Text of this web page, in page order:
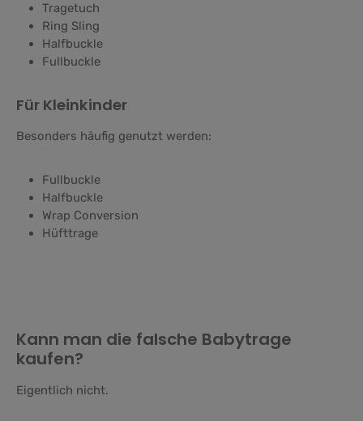
Tragetuch
Ring Sling
Halfbuckle
Fullbuckle
Für Kleinkinder
Besonders häufig genutzt werden:
Fullbuckle
Halfbuckle
Wrap Conversion
Hüfttrage
Kann man die falsche Babytrage
kaufen?
Eigentlich nicht.